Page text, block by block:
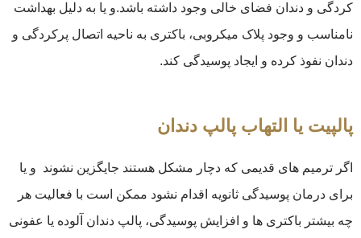
کردگی و دندان فضای خالی وجود داشته باشد.و یا به دلیل بهداشت
نامناسب و وجود پلاک میکروبی، باکتری به ناحیه اتصال پرکردگی و
دندان نفوذ کرده و ایجاد پوسیدگی کند.
پالپیت یا التهاب پالپ دندان
اگر ترمیم های قدیمی که دچار مشکل هستند جایگزین نشوند و یا
برای درمان پوسیدگی ثانویه اقدام نشود ممکن است با فعالیت هر
چه بیشتر باکتری ها و افزایش پوسیدگی، پالپ دندان آلوده یا عفونی